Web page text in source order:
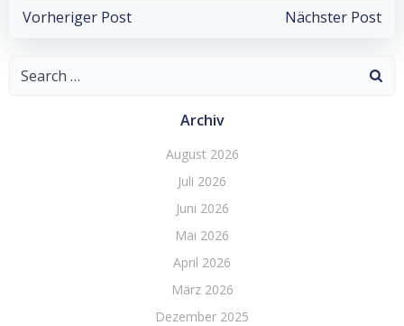
Post
navigation
Vorheriger Post
navigation
Nächster Post
Search
Archiv
August 2026
Juli 2026
Juni 2026
Mai 2026
April 2026
März 2026
Dezember 2025